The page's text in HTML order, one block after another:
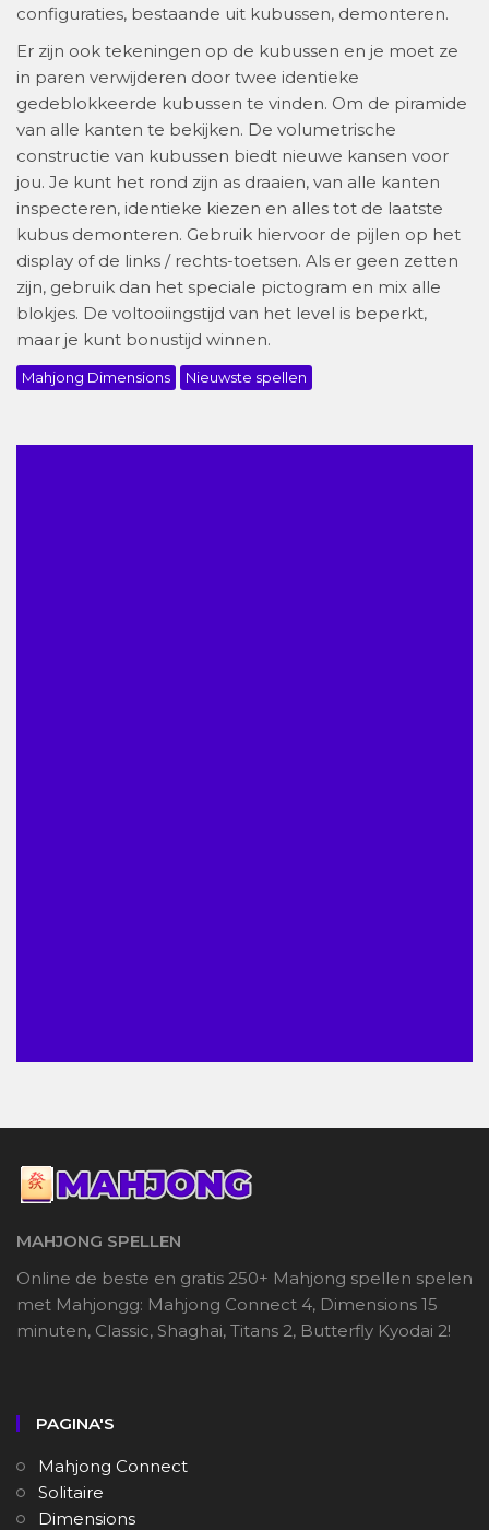
configuraties, bestaande uit kubussen, demonteren.
Er zijn ook tekeningen op de kubussen en je moet ze
in paren verwijderen door twee identieke
gedeblokkeerde kubussen te vinden. Om de piramide
van alle kanten te bekijken. De volumetrische
constructie van kubussen biedt nieuwe kansen voor
jou. Je kunt het rond zijn as draaien, van alle kanten
inspecteren, identieke kiezen en alles tot de laatste
kubus demonteren. Gebruik hiervoor de pijlen op het
display of de links / rechts-toetsen. Als er geen zetten
zijn, gebruik dan het speciale pictogram en mix alle
blokjes. De voltooiingstijd van het level is beperkt,
maar je kunt bonustijd winnen.
Mahjong Dimensions Nieuwste spellen
MAHJONG SPELLEN
Online de beste en gratis 250+ Mahjong spellen spelen
met Mahjongg: Mahjong Connect 4, Dimensions 15
minuten, Classic, Shaghai, Titans 2, Butterfly Kyodai 2!
PAGINA'S
Mahjong Connect
Solitaire
Dimensions